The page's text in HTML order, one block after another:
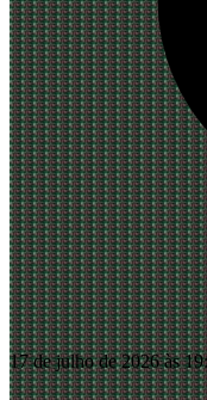
17 de julho de 2026 às